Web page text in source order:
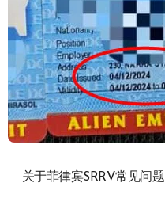
关于菲律宾SRRV常见问题